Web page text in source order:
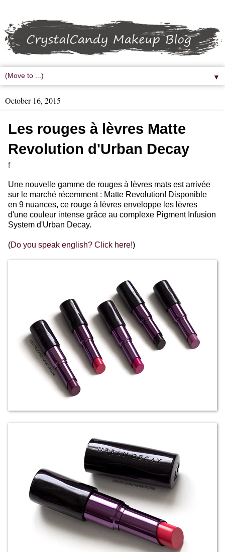
▼
October 16, 2015
Les rouges à lèvres Matte
Revolution d'Urban Decay
f
Une nouvelle gamme de rouges à lèvres mats est arrivée
sur le marché récemment : Matte Revolution! Disponible
en 9 nuances, ce rouge à lèvres enveloppe les lèvres
d'une couleur intense grâce au complexe Pigment Infusion
System d'Urban Decay.
(Do you speak english? Click here!)